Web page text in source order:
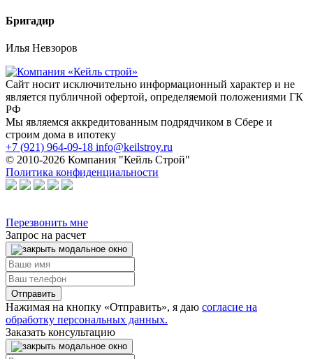
Бригадир
Илья Невзоров
Сайт носит исключительно информационный характер и не
является публичной офертой, определяемой положениями ГК
РФ
Мы являемся аккредитованным подрядчиком в Сбере и
строим дома в ипотеку
+7 (921) 964-09-18 info@keilstroy.ru
© 2010-2026 Компания "Кейль Строй"
Политика конфиденциальности
Перезвонить мне
Запрос на расчет
Нажимая на кнопку «Отправить», я даю согласие на
обработку персональных данных.
Заказать консультацию